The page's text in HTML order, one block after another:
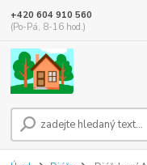
+420 604 910 560
(Po-Pá, 8-16 hod.)